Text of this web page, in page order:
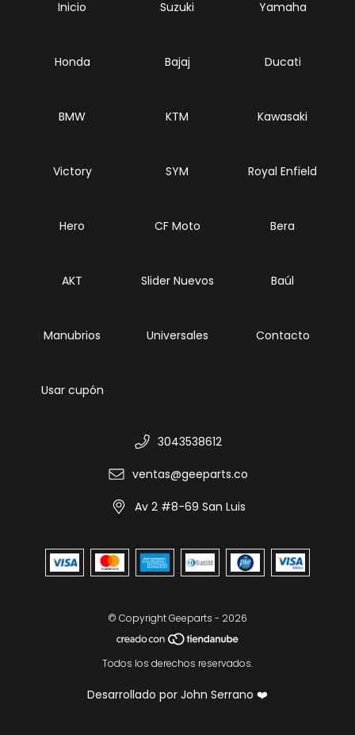
Inicio Suzuki Yamaha
Honda Bajaj Ducati
BMW KTM Kawasaki
Victory SYM Royal Enfield
Hero CF Moto Bera
AKT Slider Nuevos Baúl
Manubrios Universales Contacto
Usar cupón
3043538612
ventas@geeparts.co
Av 2 #8-69 San Luis
© Copyright Geeparts - 2026
Todos los derechos reservados.
Desarrollado por John Serrano ❤️